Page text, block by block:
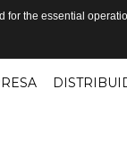
the essential